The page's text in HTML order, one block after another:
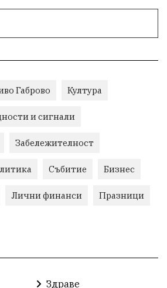
Габрово Култура
и сигнали
Забележителност
Събитие Бизнес
Лични финанси Празници
Здраве